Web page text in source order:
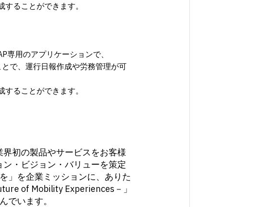
ることができます。
用のアプリケーションで、
で、運行日報作成や労務管理が可
ることができます。
初の製品やサービスをお客様
・ビジョン・バリューを策定
」を企業ミッションに、ありた
of Mobility Experiences－」
でいます。